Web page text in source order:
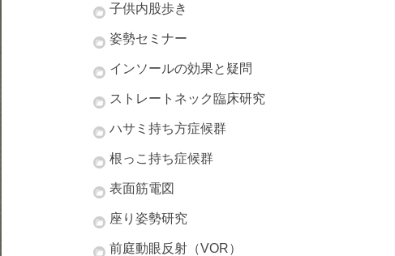
子供内股歩き
姿勢セミナー
インソールの効果と疑問
ストレートネック臨床研究
ハサミ持ち方症候群
根っこ持ち症候群
表面筋電図
座り姿勢研究
前庭動眼反射（VOR）